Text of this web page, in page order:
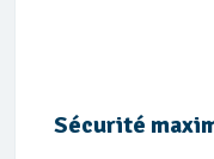
Sécurité